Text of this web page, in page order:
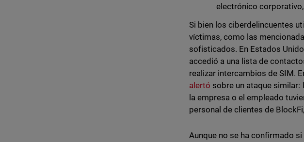
electrónico
Si bien los ciberdelincuentes
víctimas, como las
sofisticados. En Estados
accedió a una lista de
realizar intercambios de SIM.
alertó sobre un ataque similar:
la empresa o el empleado
personal de clientes de
Aunque no se ha confirmado